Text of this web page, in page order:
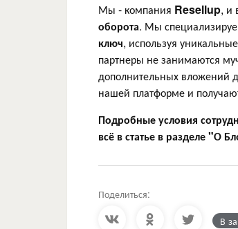
Мы - компания Resellup, и
оборота. Мы
ключ, используя
партнеры не занимаются
дополнительных вложений
нашей платформе и
Подробные условия
всё в статье в разделе "О
Поделиться:
В